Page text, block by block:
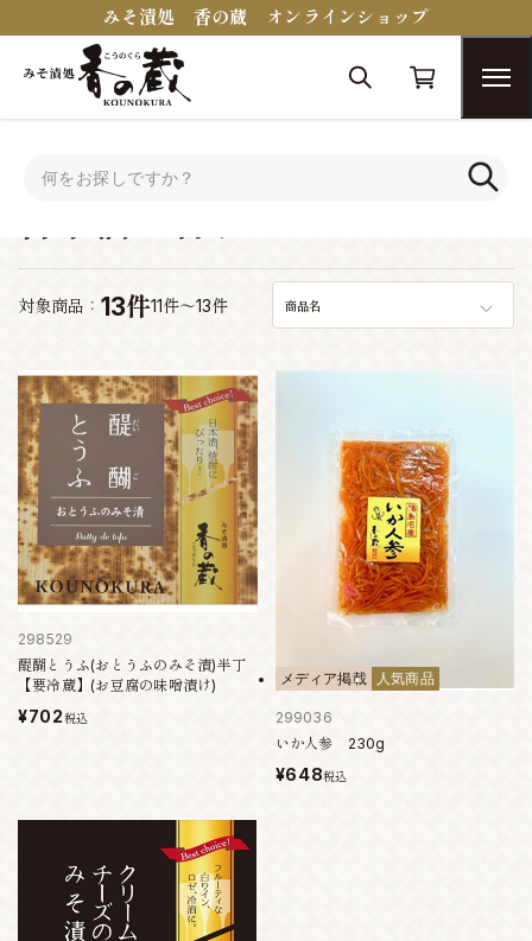
みそ漬処 香の蔵 オンラインショップ
対象商品： 13件11件～13件 商品名
298529
醍醐とうふ(おとうふのみそ漬)半丁
【要冷蔵】(お豆腐の味噌漬け)
¥702税込
メディア掲載 人気商品
299036
いか人参 230g
¥648税込